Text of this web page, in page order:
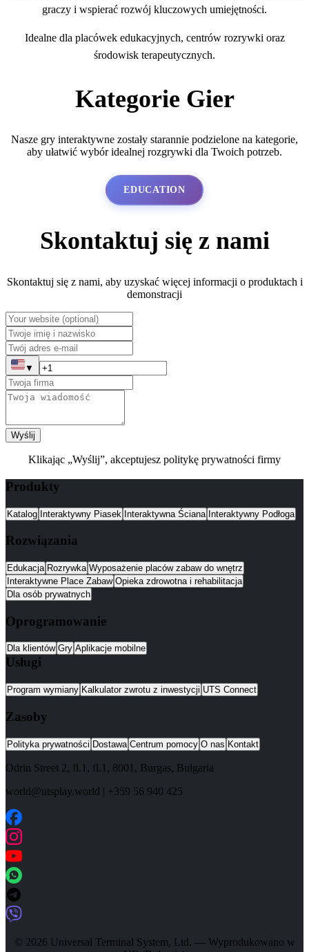
graczy i wspierać rozwój kluczowych umiejętności.
Idealne dla placówek edukacyjnych, centrów rozrywki oraz
środowisk terapeutycznych.
Kategorie Gier
Nasze gry interaktywne zostały starannie podzielone na kategorie,
aby ułatwić wybór idealnej rozgrywki dla Twoich potrzeb.
EDUCATION
Skontaktuj się z nami
Skontaktuj się z nami, aby uzyskać więcej informacji o produktach i
demonstracji
▼
Wyślij
Klikając „Wyślij”, akceptujesz politykę prywatności firmy
Produkty
Katalog Interaktywny Piasek Interaktywna Ściana Interaktywny Podłoga
Rozwiązania
Edukacja Rozrywka Wyposażenie placów zabaw do wnętrz
Interaktywne Place Zabaw Opieka zdrowotna i rehabilitacja
Dla osób prywatnych
Oprogramowanie
Dla klientów Gry Aplikacje mobilne
Usługi
Program wymiany Kalkulator zwrotu z inwestycji UTS Connect
Zasoby
Polityka prywatności Dostawa Centrum pomocy O nas Kontakt
Odrin Street 2, fl.1 , fl.1, 8001 , Burgas, Bulgaria
world@utsplay.world | +359 56 940 425
© 2026 Universal Terminal System, Ltd. — Wyprodukowano w